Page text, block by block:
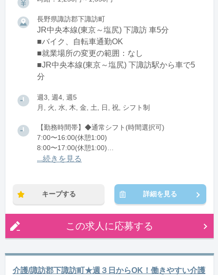
長野県諏訪郡下諏訪町
JR中央本線(東京～塩尻) 下諏訪 車5分
■バイク、自転車通勤OK
■就業場所の変更の範囲：なし
■JR中央本線(東京～塩尻) 下諏訪駅から車で5
分
週3, 週4, 週5
月, 火, 水, 木, 金, 土, 日, 祝, シフト制
【勤務時間帯】◆通常シフト(時間選択可)
7:00〜16:00(休憩1:00)
8:00〜17:00(休憩1:00)
12:00〜21:00(休憩1:00)
...続きを見る
キープする 詳細を見る
この求人に応募する
介護/諏訪郡下諏訪町★週３日からOK！働きやすい介護